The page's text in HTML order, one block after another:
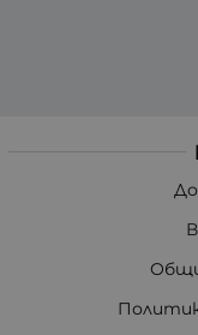
Общи